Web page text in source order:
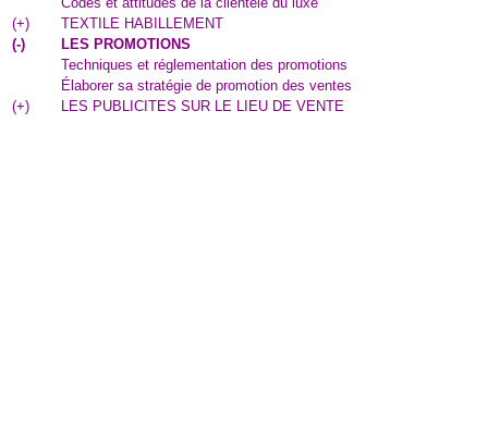
(+)
TEXTILE HABILLEMENT
(-)
LES PROMOTIONS
Techniques et réglementation des promotions
Élaborer sa stratégie de promotion des ventes
(+) LES PUBLICITES SUR LE LIEU DE VENTE